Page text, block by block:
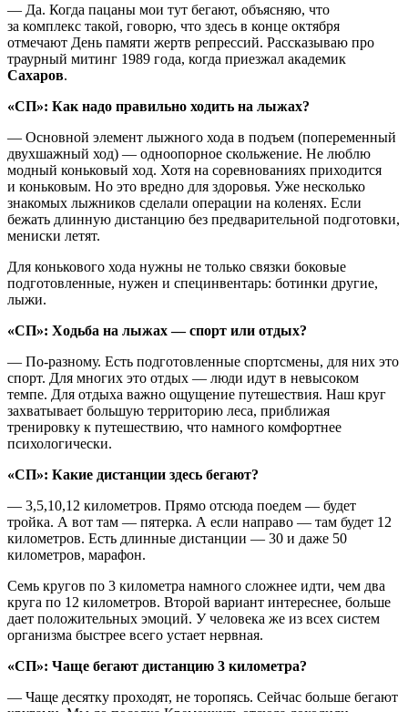
— Да. Когда пацаны мои тут бегают, объясняю, что
за комплекс такой, говорю, что здесь в конце октября
отмечают День памяти жертв репрессий. Рассказываю про
траурный митинг 1989 года, когда приезжал академик
Сахаров.
«СП»: Как надо правильно ходить на лыжах?
— Основной элемент лыжного хода в подъем (попеременный
двухшажный ход) — одноопорное скольжение. Не люблю
модный коньковый ход. Хотя на соревнованиях приходится
и коньковым. Но это вредно для здоровья. Уже несколько
знакомых лыжников сделали операции на коленях. Если
бежать длинную дистанцию без предварительной подготовки,
мениски летят.
Для конькового хода нужны не только связки боковые
подготовленные, нужен и специнвентарь: ботинки другие,
лыжи.
«СП»: Ходьба на лыжах — спорт или отдых?
— По-разному. Есть подготовленные спортсмены, для них это
спорт. Для многих это отдых — люди идут в невысоком
темпе. Для отдыха важно ощущение путешествия. Наш круг
захватывает большую территорию леса, приближая
тренировку к путешествию, что намного комфортнее
психологически.
«СП»: Какие дистанции здесь бегают?
— 3,5,10,12 километров. Прямо отсюда поедем — будет
тройка. А вот там — пятерка. А если направо — там будет 12
километров. Есть длинные дистанции — 30 и даже 50
километров, марафон.
Семь кругов по 3 километра намного сложнее идти, чем два
круга по 12 километров. Второй вариант интереснее, больше
дает положительных эмоций. У человека же из всех систем
организма быстрее всего устает нервная.
«СП»: Чаще бегают дистанцию 3 километра?
— Чаще десятку проходят, не торопясь. Сейчас больше бегают